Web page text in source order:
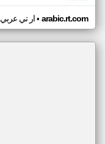
ار تي عربي• arabic.rt.com